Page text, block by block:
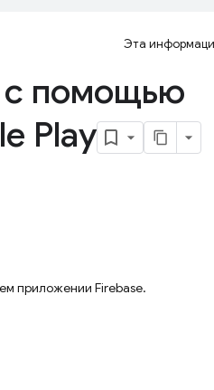
Эта
с помощью
Play
приложении Firebase.